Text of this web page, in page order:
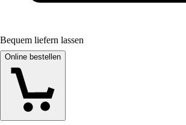
Bequem liefern lassen
Online bestellen